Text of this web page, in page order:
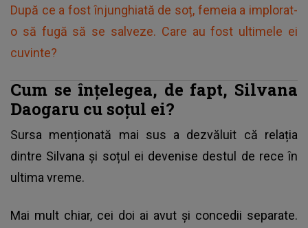
După ce a fost înjunghiată de soț, femeia a implorat-
o să fugă să se salveze. Care au fost ultimele ei
cuvinte?
Cum se înțelegea, de fapt, Silvana
Daogaru cu soțul ei?
Sursa menționată mai sus a dezvăluit că relația
dintre Silvana și soțul ei devenise destul de rece în
ultima vreme.
Mai mult chiar, cei doi ai avut și concedii separate.